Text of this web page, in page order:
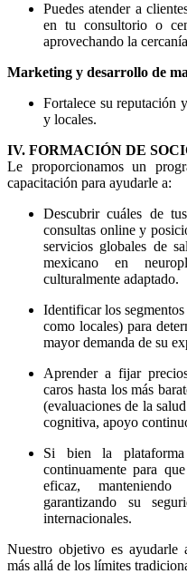
Puedes atender a
en tu consultorio o
aprovechando la
Marketing y desarrollo de
Fortalece su reputación
y locales.
IV. FORMACIÓN DE
Le proporcionamos un
capacitación para ayudarle a:
Descubrir cuáles de
consultas online y
servicios globales de
mexicano en
culturalmente adaptado.
Identificar los
como locales) para
mayor demanda de su
Aprender a fijar
caros hasta los más
(evaluaciones de la
cognitiva, apoyo
Si bien la
continuamente para
eficaz,
garantizando su
internacionales.
Nuestro objetivo es ayudarle
más allá de los límites